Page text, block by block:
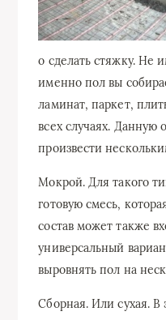
о сделать стяжку. Не
именно пол вы
ламинат, паркет,
всех случаях.
произвести
Мокрой. Для такого
готовую смесь,
состав может также
универсальный
выровнять пол на
Сборная. Или сухая. В